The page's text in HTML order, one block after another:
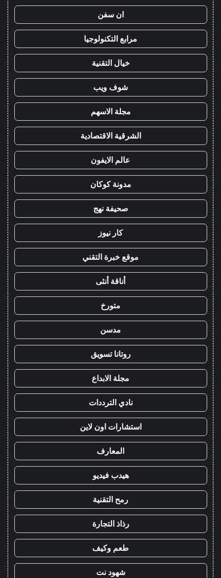
ان سفن
مرابع التكنولوجيا
خيال التقنية
شوف ويب
مجلة الاسهم
الشرقية الاقتصادية
عالم الايفون
مدونة كوكان
صحيفة نهج
كار نيوز
موقع خبرة التقني
أناقة أنثى
متورخ
مدسن
روتانا تسويق
مجلة الابداع
نادي الترددات
استشارات اون لاين
المعارف
هيدب فيديو
رمح التقنية
رذاذ التجارة
طعم وكيف
شهود نت